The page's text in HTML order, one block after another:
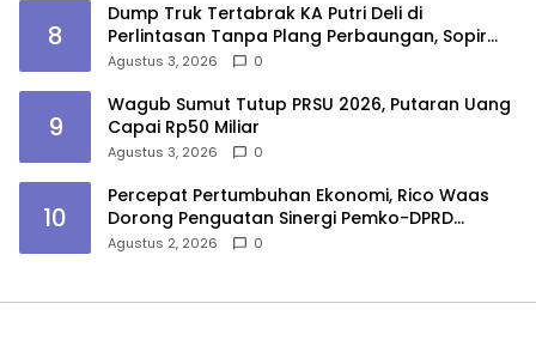
8
Dump Truk Tertabrak KA Putri Deli di
Perlintasan Tanpa Plang Perbaungan, Sopir
Tewas
Agustus 3, 2026 0
9
Wagub Sumut Tutup PRSU 2026, Putaran Uang
Capai Rp50 Miliar
Agustus 3, 2026 0
10
Percepat Pertumbuhan Ekonomi, Rico Waas
Dorong Penguatan Sinergi Pemko-DPRD
Medan
Agustus 2, 2026 0